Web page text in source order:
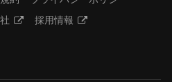
採用情報